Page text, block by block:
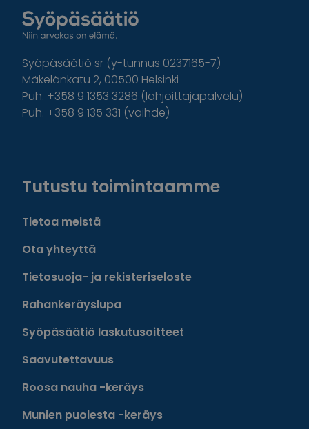
Syöpäsäätiö sr (y-tunnus 0237165-7)
Mäkelänkatu 2, 00500 Helsinki
Puh. +358 9 1353 3286 (lahjoittajapalvelu)
Puh. +358 9 135 331 (vaihde)
Tutustu toimintaamme
Tietoa meistä
Ota yhteyttä
Tietosuoja- ja rekisteriseloste
Rahankeräyslupa
Syöpäsäätiö laskutusoitteet
Saavutettavuus
Roosa nauha -keräys
Munien puolesta -keräys